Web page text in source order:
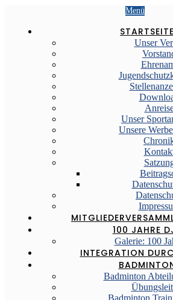
Menü
STARTSEITE
Unser
Unser
Unsere
100 JAHRE
Galerie: 100
INTEGRATION
Badminton
Badminton